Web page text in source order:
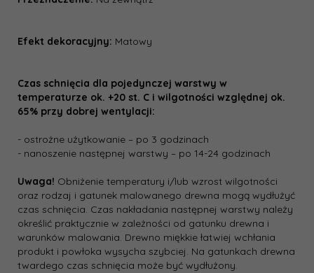
Efekt dekoracyjny: Matowy
Czas schnięcia dla pojedynczej warstwy w
temperaturze ok. +20 st. C i wilgotności względnej ok.
65% przy dobrej wentylacji:
- ostrożne użytkowanie – po 3 godzinach
- nanoszenie następnej warstwy – po 14-24 godzinach
Uwaga! Obniżenie temperatury i/lub wzrost wilgotności
oraz rodzaj i gatunek malowanego drewna mogą wydłużyć
czas schnięcia. Czas nakładania następnej warstwy należy
określić praktycznie w zależności od gatunku drewna i
warunków malowania. Drewno miękkie łatwiej wchłania
produkt i powłoka wysycha szybciej. Na gatunkach drewna
twardego czas schnięcia może być wydłużony.